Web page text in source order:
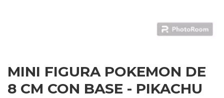
MINI FIGURA POKEMON DE
8 CM CON BASE - PIKACHU